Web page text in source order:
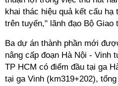
khai thác hiệu quả kết cấu
trên tuyến," lãnh đạo Bộ Giao
Ba dự án thành phần mới
nâng cấp đoạn Hà Nội - Vinh
TP HCM có điểm đầu tại ga
tại ga Vinh (km319+202),